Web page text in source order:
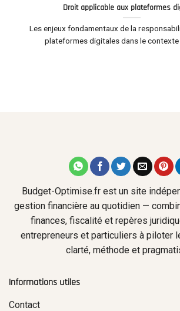
Droit applicable aux plateformes
Les enjeux fondamentaux de la
plateformes digitales dans le contexte
Budget-Optimise.fr est un site
gestion financière au quotidien —
finances, fiscalité et repères
entrepreneurs et particuliers à piloter
clarté, méthode et
Informations utiles
Contact